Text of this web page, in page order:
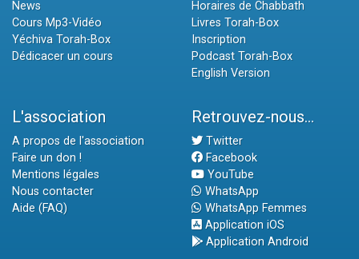
News
Cours Mp3-Vidéo
Yéchiva Torah-Box
Dédicacer un cours
Horaires de Chabbath
Livres Torah-Box
Inscription
Podcast Torah-Box
English Version
L'association
A propos de l'association
Faire un don !
Mentions légales
Nous contacter
Aide (FAQ)
Retrouvez-nous...
Twitter
Facebook
YouTube
WhatsApp
WhatsApp Femmes
Application iOS
Application Android